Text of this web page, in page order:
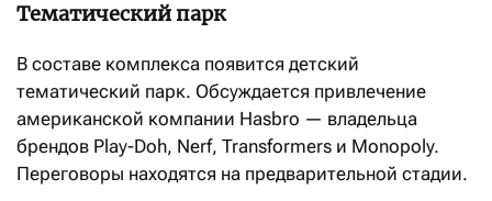
Тематический парк
В составе комплекса появится детский
тематический парк. Обсуждается привлечение
американской компании Hasbro — владельца
брендов Play-Doh, Nerf, Transformers и Monopoly.
Переговоры находятся на предварительной стадии.